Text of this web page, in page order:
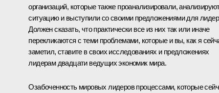
организаций, которые также проанализировали,
ситуацию и выступили со своими предложениями для
Должен сказать, что практически все из них так или иначе
перекликаются с теми проблемами, которые и вы, как я
заметил, ставите в своих исследованиях и предложениях
лидерам двадцати ведущих экономик мира.
Озабоченность мировых лидеров процессами, которые